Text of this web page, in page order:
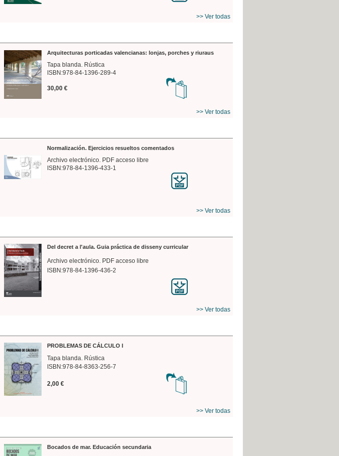
>> Ver todas
Arquitecturas porticadas valencianas: lonjas, porches y riuraus
Tapa blanda. Rústica
ISBN:978-84-1396-289-4
30,00 €
>> Ver todas
Normalización. Ejercicios resueltos comentados
Archivo electrónico. PDF acceso libre
ISBN:978-84-1396-433-1
>> Ver todas
Del decret a l'aula. Guia práctica de disseny curricular
Archivo electrónico. PDF acceso libre
ISBN:978-84-1396-436-2
>> Ver todas
PROBLEMAS DE CÁLCULO I
Tapa blanda. Rústica
ISBN:978-84-8363-256-7
2,00 €
>> Ver todas
Bocados de mar. Educación secundaria